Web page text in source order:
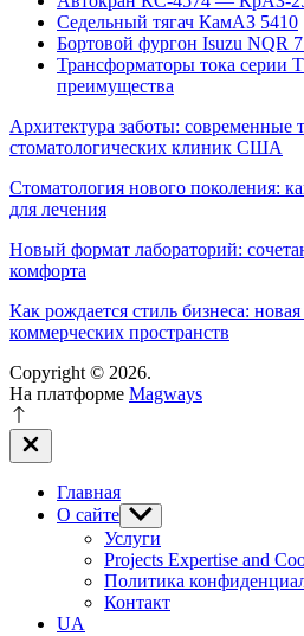
Седельный тягач КамАЗ 5410
Бортовой фургон Isuzu NQR
Трансформаторы тока
преимущества
Архитектура заботы: современные
стоматологических клиник США
Стоматология нового поколения:
для лечения
Новый формат лабораторий:
комфорта
Как рождается стиль бизнеса: новая
коммерческих пространств
Copyright © 2026.
На платформе Magways
Закрыть
вне
Главная
О сайте Показывать
подменю
Услуги
Projects Expertise and
Политика
Контакт
UA